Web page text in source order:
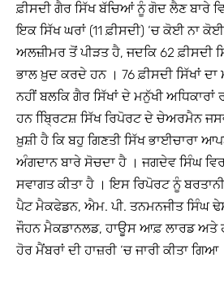
ਫ਼ੀਸਦੀ ਗੈਰ ਸਿੱਖ ਬੱਚਿਆਂ ਨੂੰ ਗੋਦ ਲੈਣ ਬਾਰੇ
ਇਕ ਸਿੱਖ ਘਰਾਂ (11 ਫ਼ੀਸਦੀ) ‘ਚ ਕੋਈ ਨਾ
ਅਲਜ਼ੀਮਰ ਤੋਂ ਪੀੜਤ ਹੈ, ਜਦਕਿ 62 ਫ਼ੀਸਦੀ
ਭਾਲ ਖ਼ੁਦ ਕਰਦੇ ਹਨ । 76 ਫ਼ੀਸਦੀ ਸਿੱਖਾਂ
ਨਹੀਂ ਬਲਕਿ ਗੈਰ ਸਿੱਖਾਂ ਦੇ ਮਨੁੱਖੀ ਅਧਿਕਾਰਾਂ
ਹਨ ਬ੍ਰਿਿਟਸ਼ ਸਿੱਖ ਰਿਪੋਰਟ ਦੇ ਚੇਅਰਮੈਨ
ਖ਼ੁਸ਼ੀ ਹੈ ਕਿ ਬਹੁ ਗਿਣਤੀ ਸਿੱਖ ਭਾਈਚਾਰਾ
ਅੰਗਦਾਨ ਬਾਰੇ ਸੋਚਦਾ ਹੈ । ਜਗਦੇਵ ਸਿੰਘ
ਸਵਾਗਤ ਕੀਤਾ ਹੈ । ਇਸ ਰਿਪੋਰਟ ਨੂੰ
ਪੈਟ ਮੈਕਫੇਡਨ, ਐਮ. ਪੀ. ਤਨਮਨਜੀਤ ਸਿੰਘ
ਜੌਹਨ ਮੈਕਡਾਨਲਡ, ਹਾਊਸ ਆਫ਼ ਲਾਰਡ ਅਤੇ
ਹੋਰ ਮੈਂਬਰਾਂ ਦੀ ਹਾਜ਼ਰੀ ‘ਚ ਜਾਰੀ ਕੀਤਾ ਗਿਆ